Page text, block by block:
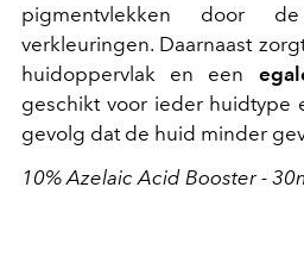
pigmentvlekken door
verkleuringen. Daarnaast
huidoppervlak en een
geschikt voor ieder huidtype
gevolg dat de huid minder
10% Azelaic Acid Booster -